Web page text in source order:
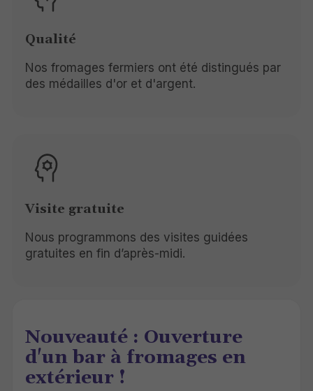
Qualité
Nos fromages fermiers ont été distingués par
des médailles d'or et d'argent.
Visite gratuite
Nous programmons des visites guidées
gratuites en fin d’après-midi.
Nouveauté : Ouverture
d'un bar à fromages en
extérieur !